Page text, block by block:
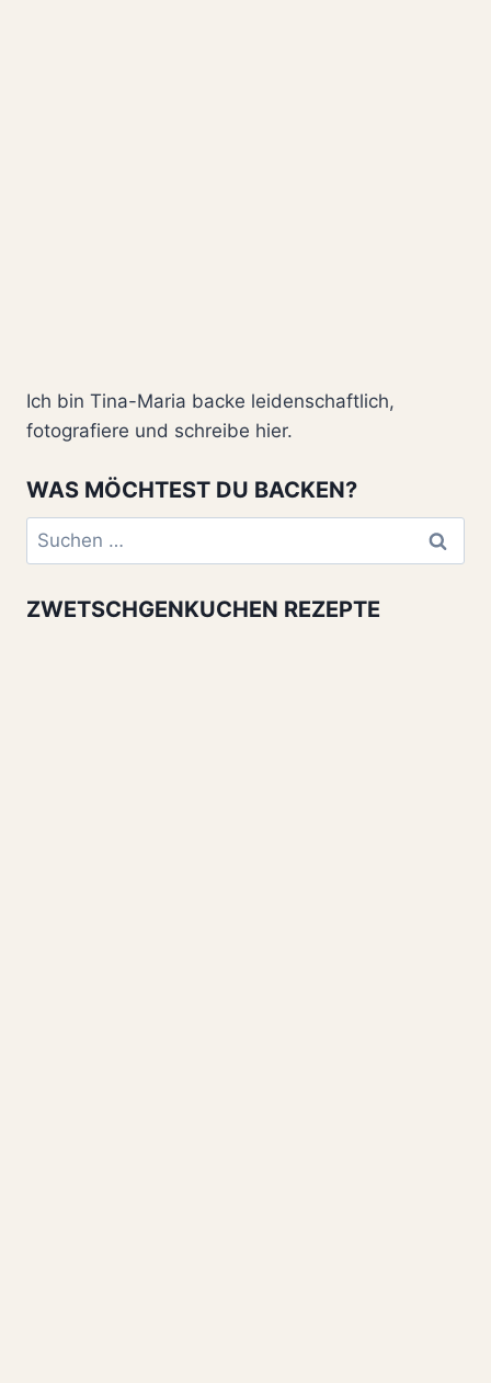
Ich bin Tina-Maria backe leidenschaftlich,
fotografiere und schreibe hier.
WAS MÖCHTEST DU BACKEN?
Suchen
nach:
ZWETSCHGENKUCHEN REZEPTE